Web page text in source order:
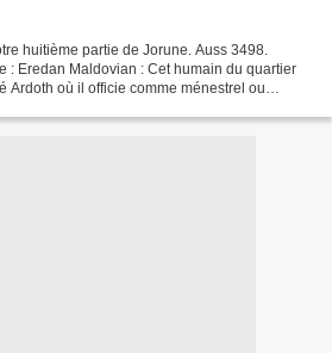
huitième partie de Jorune. Auss 3498.
: Eredan Maldovian : Cet humain du quartier
Ardoth où il officie comme ménestrel ou